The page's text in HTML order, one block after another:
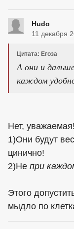
Hudo
11 декабря
Цитата: Егоза
А они и
каждом
Нет,
1)Они будут
цинично!
2)Не при
Этого
мыдло по